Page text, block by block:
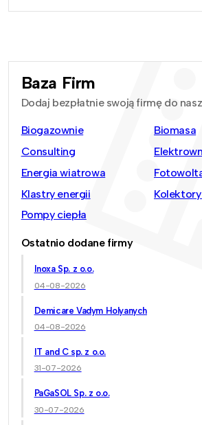
Baza Firm
Dodaj bezpłatnie swoją firmę do
Biogazownie
Biomasa
Consulting
Energia wiatrowa
Klastry energii
Kolektory
Pompy ciepła
Ostatnio dodane firmy
Inoxa Sp. z o.o.
04-08-2026
Demicare Vadym Holyanych
04-08-2026
IT and C sp. z o.o.
31-07-2026
PaGaSOL Sp. z o.o.
30-07-2026